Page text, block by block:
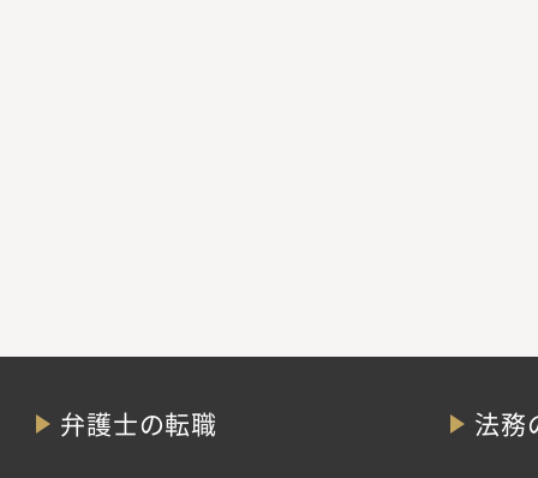
弁護士の転職 法務